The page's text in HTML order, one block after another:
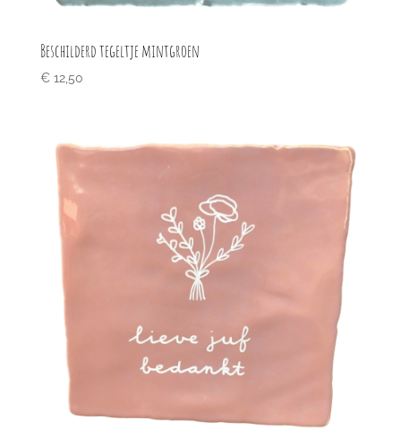
Beschilderd tegeltje mintgroen
€12,50